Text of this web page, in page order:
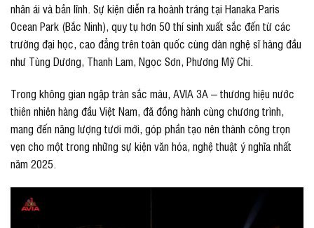
nhân ái và bản lĩnh. Sự kiện diễn ra hoành tráng tại Hanaka Paris
Ocean Park (Bắc Ninh), quy tụ hơn 50 thí sinh xuất sắc đến từ các
trường đại học, cao đẳng trên toàn quốc cùng dàn nghệ sĩ hàng đầu
như Tùng Dương, Thanh Lam, Ngọc Sơn, Phương Mỹ Chi.
Trong không gian ngập tràn sắc màu, AVIA 3A – thương hiệu nước
thiên nhiên hàng đầu Việt Nam, đã đồng hành cùng chương trình,
mang đến năng lượng tươi mới, góp phần tạo nên thành công trọn
vẹn cho một trong những sự kiện văn hóa, nghệ thuật ý nghĩa nhất
năm 2025.